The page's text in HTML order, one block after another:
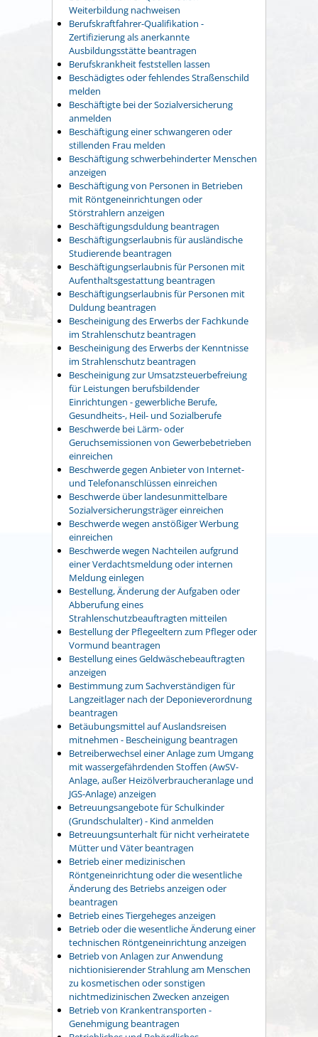
Weiterbildung nachweisen
Berufskraftfahrer-Qualifikation -
Zertifizierung als anerkannte
Ausbildungsstätte beantragen
Berufskrankheit feststellen lassen
Beschädigtes oder fehlendes Straßenschild
melden
Beschäftigte bei der Sozialversicherung
anmelden
Beschäftigung einer schwangeren oder
stillenden Frau melden
Beschäftigung schwerbehinderter Menschen
anzeigen
Beschäftigung von Personen in Betrieben
mit Röntgeneinrichtungen oder
Störstrahlern anzeigen
Beschäftigungsduldung beantragen
Beschäftigungserlaubnis für ausländische
Studierende beantragen
Beschäftigungserlaubnis für Personen mit
Aufenthaltsgestattung beantragen
Beschäftigungserlaubnis für Personen mit
Duldung beantragen
Bescheinigung des Erwerbs der Fachkunde
im Strahlenschutz beantragen
Bescheinigung des Erwerbs der Kenntnisse
im Strahlenschutz beantragen
Bescheinigung zur Umsatzsteuerbefreiung
für Leistungen berufsbildender
Einrichtungen - gewerbliche Berufe,
Gesundheits-, Heil- und Sozialberufe
Beschwerde bei Lärm- oder
Geruchsemissionen von Gewerbebetrieben
einreichen
Beschwerde gegen Anbieter von Internet-
und Telefonanschlüssen einreichen
Beschwerde über landesunmittelbare
Sozialversicherungsträger einreichen
Beschwerde wegen anstößiger Werbung
einreichen
Beschwerde wegen Nachteilen aufgrund
einer Verdachtsmeldung oder internen
Meldung einlegen
Bestellung, Änderung der Aufgaben oder
Abberufung eines
Strahlenschutzbeauftragten mitteilen
Bestellung der Pflegeeltern zum Pfleger oder
Vormund beantragen
Bestellung eines Geldwäschebeauftragten
anzeigen
Bestimmung zum Sachverständigen für
Langzeitlager nach der Deponieverordnung
beantragen
Betäubungsmittel auf Auslandsreisen
mitnehmen - Bescheinigung beantragen
Betreiberwechsel einer Anlage zum Umgang
mit wassergefährdenden Stoffen (AwSV-
Anlage, außer Heizölverbraucheranlage und
JGS-Anlage) anzeigen
Betreuungsangebote für Schulkinder
(Grundschulalter) - Kind anmelden
Betreuungsunterhalt für nicht verheiratete
Mütter und Väter beantragen
Betrieb einer medizinischen
Röntgeneinrichtung oder die wesentliche
Änderung des Betriebs anzeigen oder
beantragen
Betrieb eines Tiergeheges anzeigen
Betrieb oder die wesentliche Änderung einer
technischen Röntgeneinrichtung anzeigen
Betrieb von Anlagen zur Anwendung
nichtionisierender Strahlung am Menschen
zu kosmetischen oder sonstigen
nichtmedizinischen Zwecken anzeigen
Betrieb von Krankentransporten -
Genehmigung beantragen